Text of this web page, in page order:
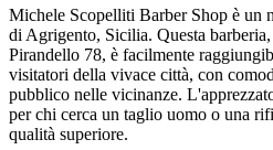
Michele Scopelliti Barber Shop è un
di Agrigento, Sicilia. Questa
Pirandello 78, è facilmente
visitatori della vivace città, con
pubblico nelle vicinanze.
per chi cerca un taglio uomo o una
qualità superiore.